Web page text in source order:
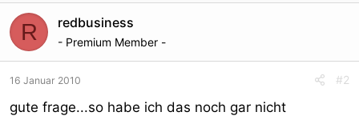
R redbusiness
- Premium Member -
16 Januar 2010 #2
gute frage...so habe ich das noch gar nicht